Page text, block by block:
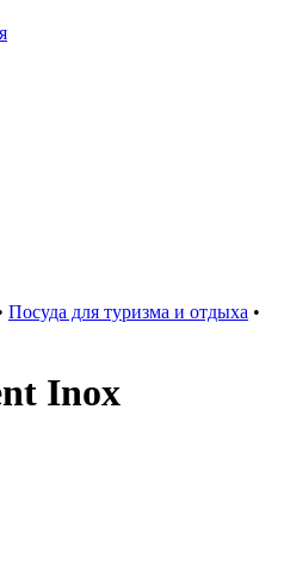
Посуда для туризма и отдыха •
Inox